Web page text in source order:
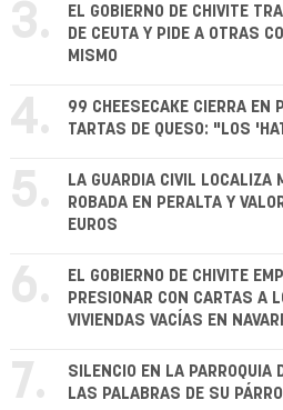
3.
EL GOBIERNO DE CHIVITE
DE CEUTA Y PIDE A OTRAS
MISMO
4.
99 CHEESECAKE CIERRA EN
TARTAS DE QUESO: "LOS
5.
LA GUARDIA CIVIL LOCALIZA
ROBADA EN PERALTA Y
EUROS
6.
EL GOBIERNO DE CHIVITE
PRESIONAR CON CARTAS A
VIVIENDAS VACÍAS EN
7.
SILENCIO EN LA PARROQUIA
LAS PALABRAS DE SU